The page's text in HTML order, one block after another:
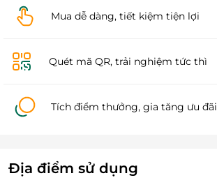
Mua dễ dàng, tiết kiệm tiện lợi
Quét mã QR, trải nghiệm tức thì
Tích điểm thưởng, gia tăng ưu đãi
Địa điểm sử dụng